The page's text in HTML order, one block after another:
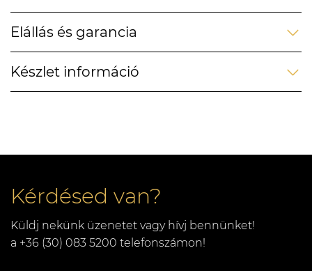
Elállás és garancia
Készlet információ
Kérdésed van?
Küldj nekünk üzenetet vagy hívj bennünket!
a +36 (30) 083 5200 telefonszámon!